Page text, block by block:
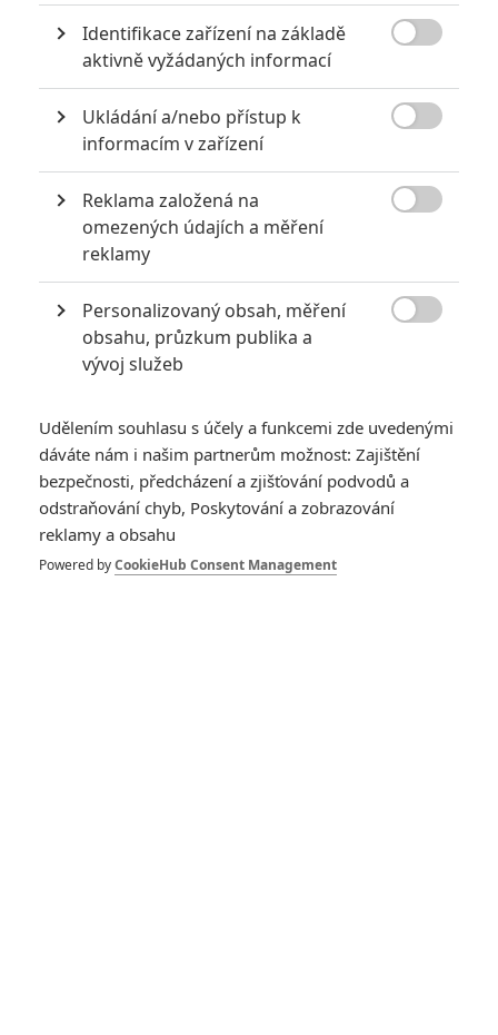
Vstoupit do galerie
Počet: 1
*/10
Nerecenzováno
*/10
Zatím nehodnoceno
Pro hodnocení musíte být přihlášen.
Jméno:
Zůstat přihlášen
Identifikace zařízení na základě
aktivně vyžádaných informací
Ukládání a/nebo přístup k
informacím v zařízení
Reklama založená na
omezených údajích a měření
reklamy
Personalizovaný obsah, měření
obsahu, průzkum publika a
vývoj služeb
Udělením souhlasu s účely a funkcemi zde uvedenými
dáváte nám i našim partnerům možnost: Zajištění
bezpečnosti, předcházení a zjišťování podvodů a
odstraňování chyb, Poskytování a zobrazování
reklamy a obsahu
Powered byCookieHub Consent Management